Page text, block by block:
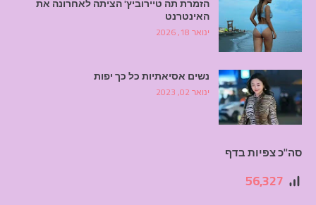
האינטרנט
ינואר 18, 2026
נשים אסיאתיות כל כך יפות
ינואר 02, 2023
סה"כ צפיות בדף
56,327